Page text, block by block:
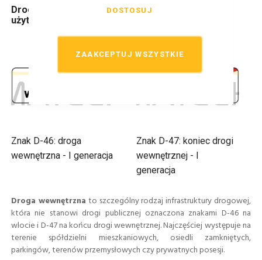
ZAAKCEPTUJ WSZYSTKIE
DOSTOSUJ
Droga wewnętrzna – definicja, status prawny,
użytkowanie
Znak D-46: droga
wewnętrzna - I generacja
Znak D-47: koniec drogi
wewnętrznej - I
generacja
Droga wewnętrzna to szczególny rodzaj infrastruktury drogowej,
która nie stanowi drogi publicznej oznaczona znakami D-46 na
wlocie i D-47 na końcu drogi wewnętrznej. Najczęściej występuje na
terenie spółdzielni mieszkaniowych, osiedli zamkniętych,
parkingów, terenów przemysłowych czy prywatnych posesji.